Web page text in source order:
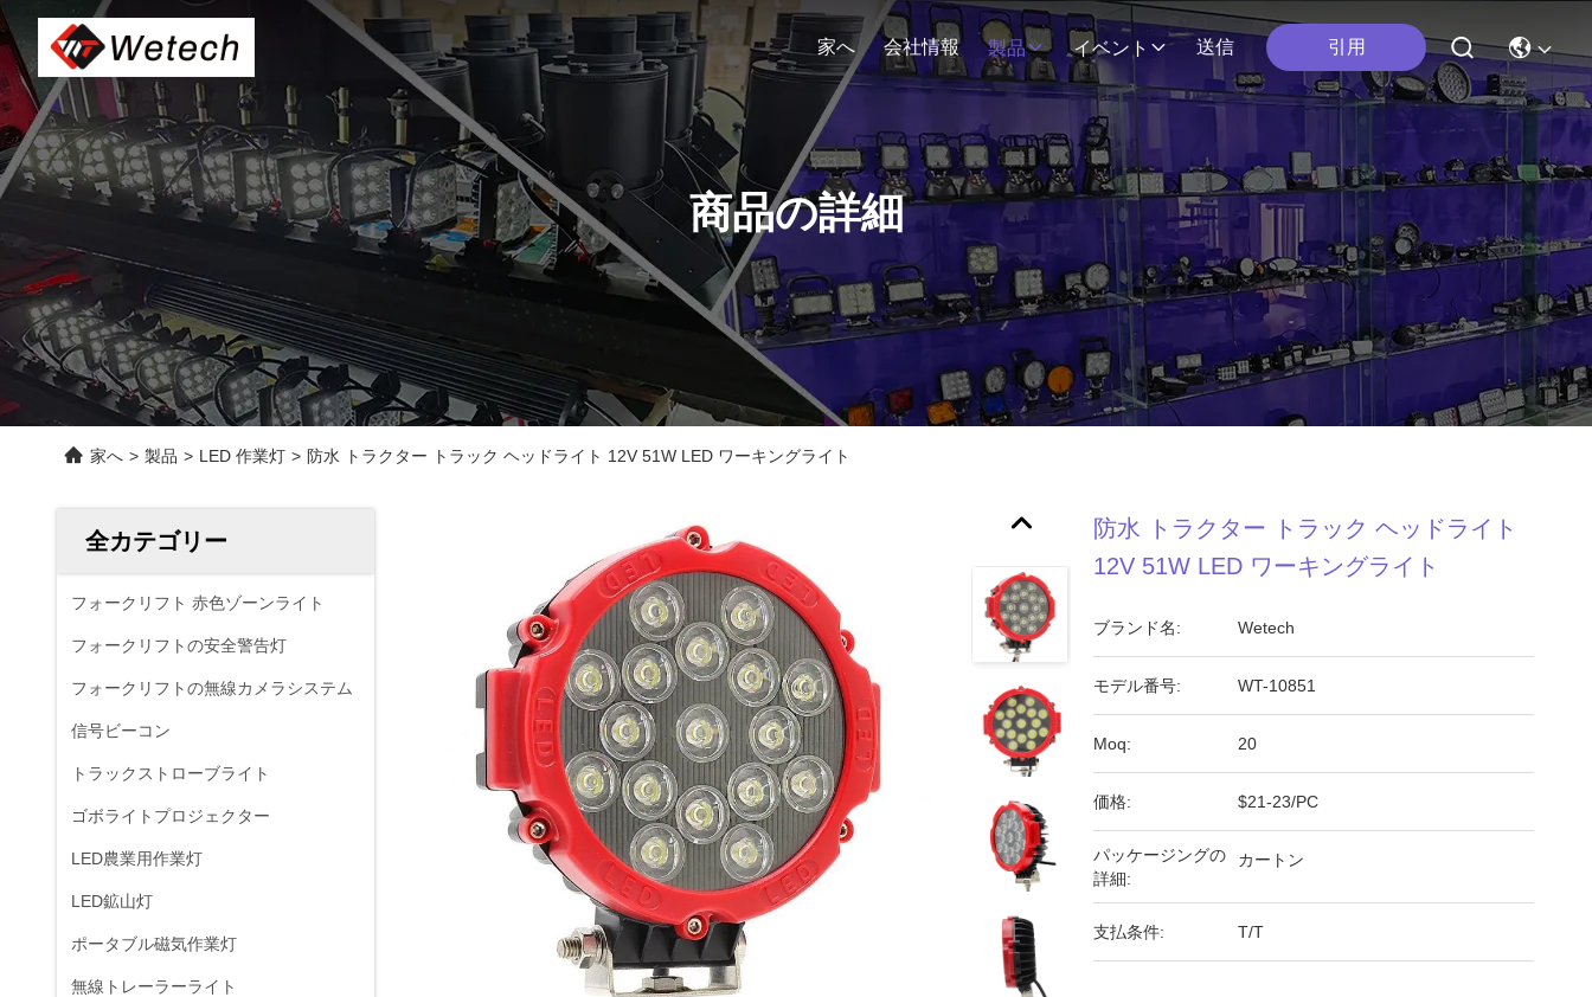
家へ 会社情報 製品 イベント 送信 引用
商品の詳細
家へ > 製品 > LED 作業灯 > 防水 トラクター トラック ヘッドライト 12V 51W LED ワーキングライト
全カテゴリー
フォークリフト 赤色ゾーンライト
フォークリフトの安全警告灯
フォークリフトの無線カメラシステム
信号ビーコン
トラックストローブライト
ゴボライトプロジェクター
LED農業用作業灯
LED鉱山灯
ポータブル磁気作業灯
無線トレーラーライト
防水 トラクター トラック ヘッドライト
12V 51W LED ワーキングライト
ブランド名: Wetech
モデル番号: WT-10851
Moq: 20
価格: $21-23/PC
パッケージングの
詳細:
カートン
支払条件: T/T